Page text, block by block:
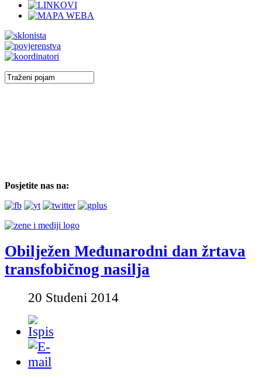
Posjetite nas na:
Obilježen Međunarodni dan žrtava
transfobičnog nasilja
20 Studeni 2014